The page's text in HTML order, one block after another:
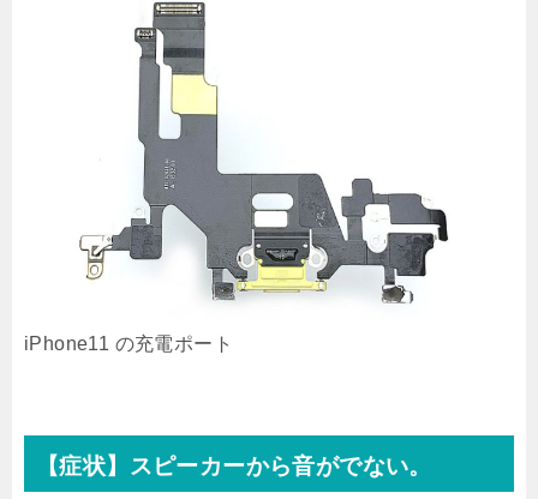
iPhone11 の充電ポート
【症状】スピーカーから音がでない。